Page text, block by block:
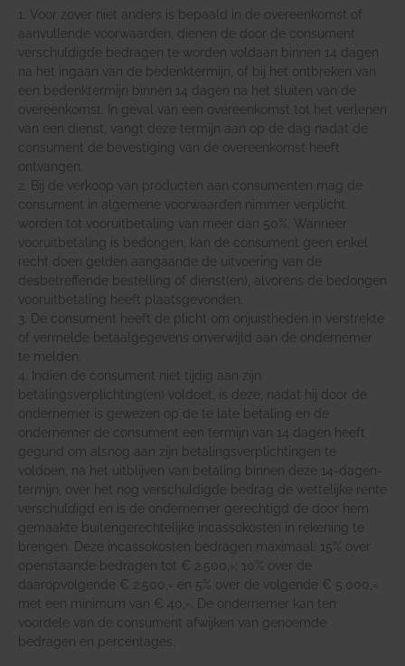
1. Voor zover niet anders is bepaald in de overeenkomst of
aanvullende voorwaarden, dienen de door de consument
verschuldigde bedragen te worden voldaan binnen 14 dagen
na het ingaan van de bedenktermijn, of bij het ontbreken van
een bedenktermijn binnen 14 dagen na het sluiten van de
overeenkomst. In geval van een overeenkomst tot het verlenen
van een dienst, vangt deze termijn aan op de dag nadat de
consument de bevestiging van de overeenkomst heeft
ontvangen.
2. Bij de verkoop van producten aan consumenten mag de
consument in algemene voorwaarden nimmer verplicht
worden tot vooruitbetaling van meer dan 50%. Wanneer
vooruitbetaling is bedongen, kan de consument geen enkel
recht doen gelden aangaande de uitvoering van de
desbetreffende bestelling of dienst(en), alvorens de bedongen
vooruitbetaling heeft plaatsgevonden.
3. De consument heeft de plicht om onjuistheden in verstrekte
of vermelde betaalgegevens onverwijld aan de ondernemer
te melden.
4. Indien de consument niet tijdig aan zijn
betalingsverplichting(en) voldoet, is deze, nadat hij door de
ondernemer is gewezen op de te late betaling en de
ondernemer de consument een termijn van 14 dagen heeft
gegund om alsnog aan zijn betalingsverplichtingen te
voldoen, na het uitblijven van betaling binnen deze 14-dagen-
termijn, over het nog verschuldigde bedrag de wettelijke rente
verschuldigd en is de ondernemer gerechtigd de door hem
gemaakte buitengerechtelijke incassokosten in rekening te
brengen. Deze incassokosten bedragen maximaal: 15% over
openstaande bedragen tot € 2.500,=; 10% over de
daaropvolgende € 2.500,= en 5% over de volgende € 5.000,=
met een minimum van € 40,=. De ondernemer kan ten
voordele van de consument afwijken van genoemde
bedragen en percentages.